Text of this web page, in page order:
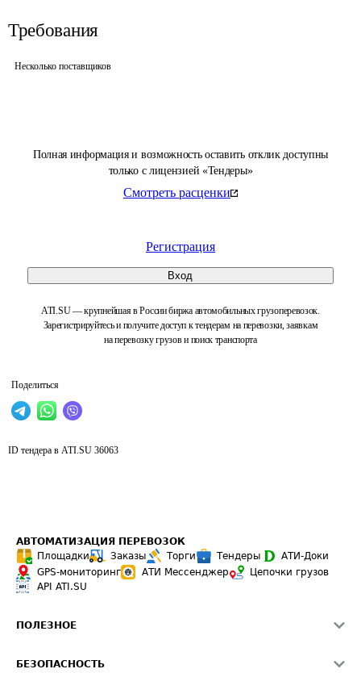
Полная информация и возможность оставить отклик доступны
только с лицензией «Тендеры»
Смотреть расценки
Регистрация
Вход
ATI.SU — крупнейшая в России биржа автомобильных грузоперевозок.
Зарегистрируйтесь и получите доступ к тендерам на перевозки, заявкам
на перевозку грузов и поиск транспорта
Поделиться
Требования
Несколько поставщиков
ID тендера в ATI.SU 36063
АВТОМАТИЗАЦИЯ ПЕРЕВОЗОК
Площадки
Заказы Торги Тендеры
АТИ-Доки
GPS-мониторинг
АТИ Мессенджер
Цепочки грузов
API ATI.SU
ПОЛЕЗНОЕ
БЕЗОПАСНОСТЬ